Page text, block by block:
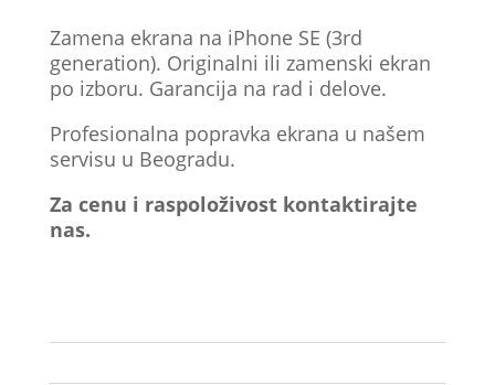
Zamena ekrana na iPhone SE (3rd
generation). Originalni ili zamenski ekran
po izboru. Garancija na rad i delove.
Profesionalna popravka ekrana u našem
servisu u Beogradu.
Za cenu i raspoloživost kontaktirajte
nas.